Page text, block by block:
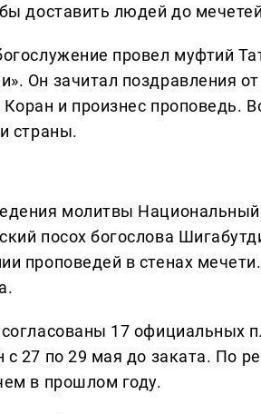
доставить людей до
провел муфтий
Он зачитал поздравления
Коран и произнес
страны.
молитвы
посох богослова
проповедей в стенах
17 официальных
с 27 по 29 мая до заката. По
в прошлом году.